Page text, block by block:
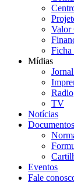
Valor
Ficha
Mídias
Radio
TV
Notícias
Documentos
Eventos
Fale